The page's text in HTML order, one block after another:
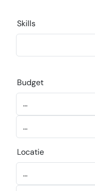
Skills
Budget
Locatie